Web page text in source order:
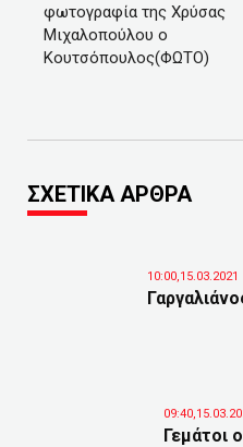
φωτογραφία της Χρύσας
Μιχαλοπούλου ο
Κουτσόπουλος(ΦΩΤΟ)
ΣΧΕΤΙΚΑ ΑΡΘΡΑ
10:00,15.03.2021
Γεμάτοι